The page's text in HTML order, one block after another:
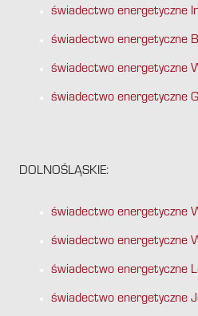
świadectwo energetyczne
świadectwo energetyczne
świadectwo energetyczne
świadectwo energetyczne
DOLNOŚLĄSKIE:
świadectwo energetyczne
świadectwo energetyczne
świadectwo energetyczne
świadectwo energetyczne